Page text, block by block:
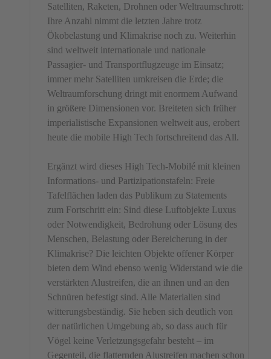
Satelliten, Raketen, Drohnen oder Weltraumschrott:
Ihre Anzahl nimmt die letzten Jahre trotz
Ökobelastung und Klimakrise noch zu. Weiterhin
sind weltweit internationale und nationale
Passagier- und Transportflugzeuge im Einsatz;
immer mehr Satelliten umkreisen die Erde; die
Weltraumforschung dringt mit enormem Aufwand
in größere Dimensionen vor. Breiteten sich früher
imperialistische Expansionen weltweit aus, erobert
heute die mobile High Tech fortschreitend das All.
Ergänzt wird dieses High Tech-Mobilé mit kleinen
Informations- und Partizipationstafeln: Freie
Tafelflächen laden das Publikum zu Statements
zum Fortschritt ein: Sind diese Luftobjekte Luxus
oder Notwendigkeit, Bedrohung oder Lösung des
Menschen, Belastung oder Bereicherung in der
Klimakrise? Die leichten Objekte offener Körper
bieten dem Wind ebenso wenig Widerstand wie die
verstärkten Alustreifen, die an ihnen und an den
Schnüren befestigt sind. Alle Materialien sind
witterungsbeständig. Sie heben sich deutlich von
der natürlichen Umgebung ab, so dass auch für
Vögel keine Verletzungsgefahr besteht – im
Gegenteil, die flatternden Alustreifen machen schon